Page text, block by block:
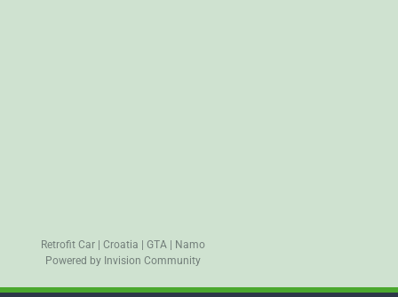
Retrofit Car |Croatia |GTA
Namo
Powered by Invision Community